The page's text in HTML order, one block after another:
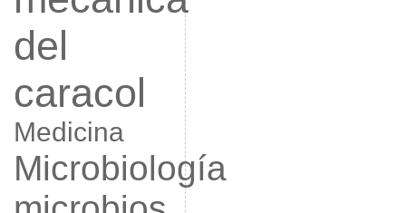
del
caracol
Medicina
Microbiología